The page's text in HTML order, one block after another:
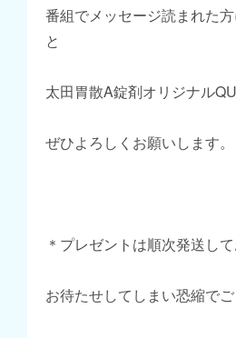
番組でメッセージ読まれた
と
太田胃散A錠剤オリジナル
ぜひよろしくお願いします。
＊プレゼントは順次発送して
お待たせしてしまい恐縮でご